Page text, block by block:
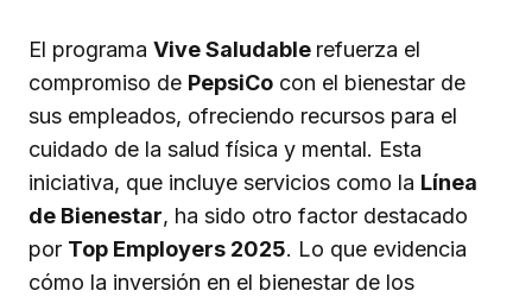
El programa Vive Saludable refuerza el
compromiso de PepsiCo con el bienestar de
sus empleados, ofreciendo recursos para el
cuidado de la salud física y mental. Esta
iniciativa, que incluye servicios como la Línea
de Bienestar, ha sido otro factor destacado
por Top Employers 2025. Lo que evidencia
cómo la inversión en el bienestar de los